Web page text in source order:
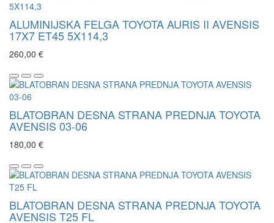
ALUMINIJSKA FELGA TOYOTA AURIS II AVENSIS
17X7 ET45 5X114,3
260,00 €
BLATOBRAN DESNA STRANA PREDNJA TOYOTA
AVENSIS 03-06
180,00 €
BLATOBRAN DESNA STRANA PREDNJA TOYOTA
AVENSIS T25 FL